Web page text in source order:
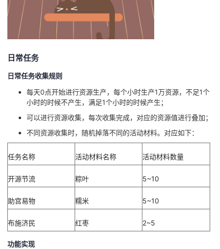
日常任务
日常任务收集规则
每天0点开始进行资源生产，每个小时生产1万资源，不足1个
小时的时候不产生，满足1个小时的时候产生；
可以进行资源收集，每次收集完成，对应的资源值进行叠加；
不同资源收集时，随机掉落不同的活动材料。对应如下：
任务名称 活动材料名称 活动材料数量
开源节流 粽叶 5~10
助宫易物 糯米 5~10
布施济民 红枣 2~5
功能实现